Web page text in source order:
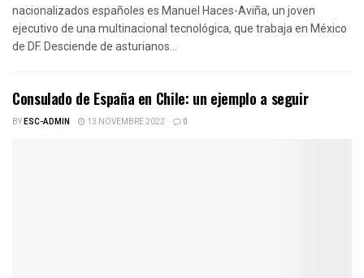
nacionalizados españoles es Manuel Haces-Aviña, un joven
ejecutivo de una multinacional tecnológica, que trabaja en México
de DF. Desciende de asturianos...
Consulado de España en Chile: un ejemplo a seguir
BYESC-ADMIN 13 NOVEMBRE 2022 0